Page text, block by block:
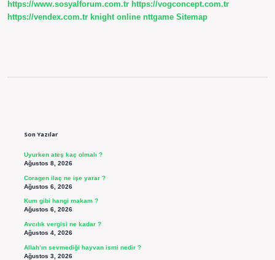
https://www.sosyalforum.com.tr https://vogconcept.com.tr
https://vendex.com.tr knight online nttgame Sitemap
Son Yazılar
Uyurken ateş kaç olmalı ?
Ağustos 8, 2026
Coragen ilaç ne işe yarar ?
Ağustos 6, 2026
Kum gibi hangi makam ?
Ağustos 6, 2026
Avcılık vergisi ne kadar ?
Ağustos 4, 2026
Allah’ın sevmediği hayvan ismi nedir ?
Ağustos 3, 2026